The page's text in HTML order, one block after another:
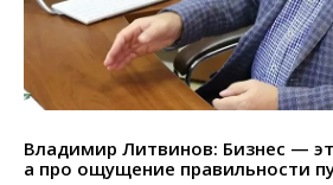
Владимир Литвинов: Бизнес —
а про ощущение правильности